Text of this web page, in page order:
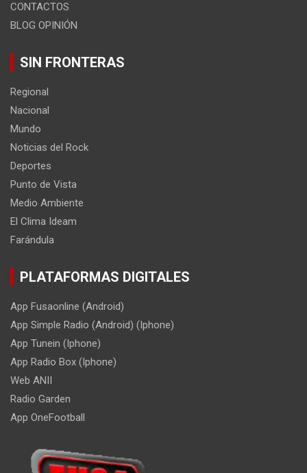
CONTACTOS
BLOG OPINIÓN
SIN FRONTERAS
Regional
Nacional
Mundo
Noticias del Rock
Deportes
Punto de Vista
Medio Ambiente
El Clima Ideam
Farándula
PLATAFORMAS DIGITALES
App Fusaonline (Android)
App Simple Radio (Android) (Iphone)
App Tunein (Iphone)
App Radio Box (Iphone)
Web ANII
Radio Garden
App OneFootball